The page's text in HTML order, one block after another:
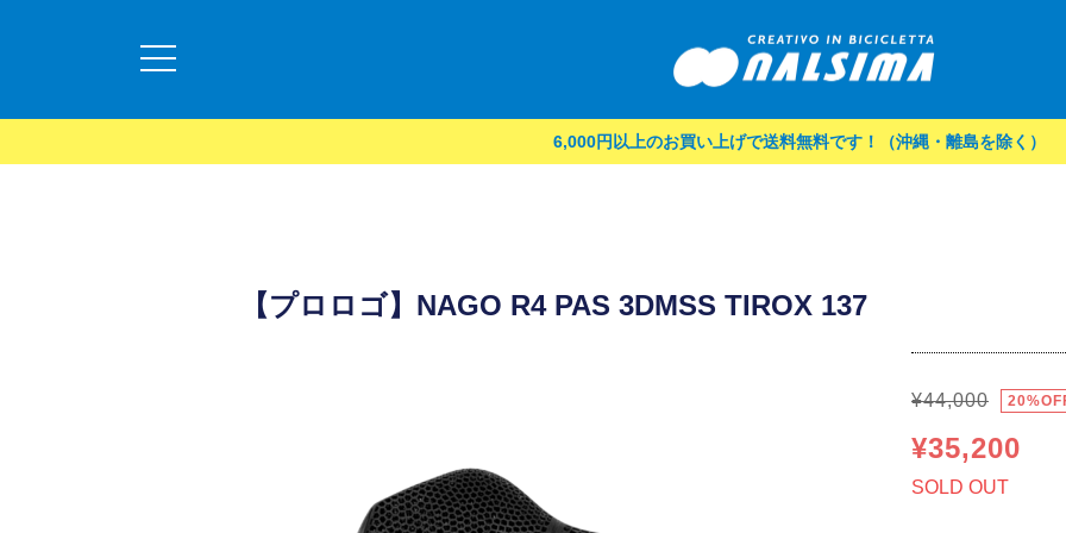
6,000円以上のお買い上げで送料無料です！（沖縄・離島を除く）
【プロロゴ】NAGO R4 PAS 3DMSS TIROX 137
¥44,000
¥35,200
SOLD OUT